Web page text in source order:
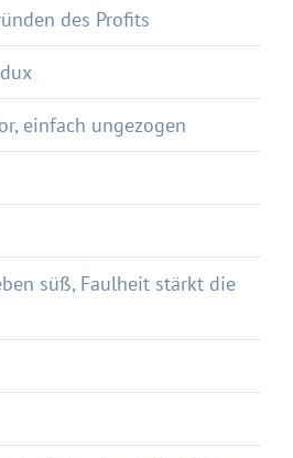
des Profits
einfach ungezogen
süß, Faulheit stärkt die